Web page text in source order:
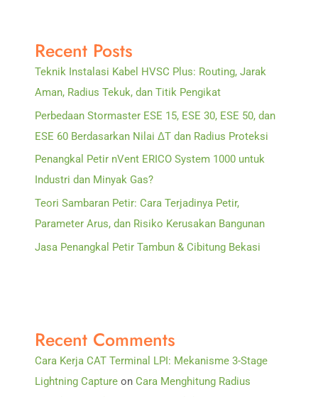
Recent Posts
Teknik Instalasi Kabel HVSC Plus: Routing, Jarak
Aman, Radius Tekuk, dan Titik Pengikat
Perbedaan Stormaster ESE 15, ESE 30, ESE 50, dan
ESE 60 Berdasarkan Nilai ΔT dan Radius Proteksi
Penangkal Petir nVent ERICO System 1000 untuk
Industri dan Minyak Gas?
Teori Sambaran Petir: Cara Terjadinya Petir,
Parameter Arus, dan Risiko Kerusakan Bangunan
Jasa Penangkal Petir Tambun & Cibitung Bekasi
Recent Comments
Cara Kerja CAT Terminal LPI: Mekanisme 3-Stage
Lightning Capture on Cara Menghitung Radius